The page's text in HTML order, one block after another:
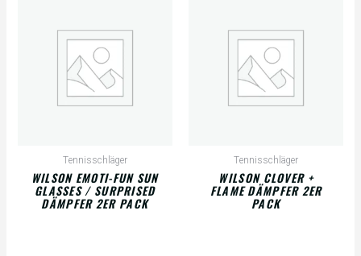
Tennisschläger
WILSON EMOTI-FUN SUN
GLASSES / SURPRISED
DÄMPFER 2ER PACK
Tennisschläger
WILSON CLOVER +
FLAME DÄMPFER 2ER
PACK